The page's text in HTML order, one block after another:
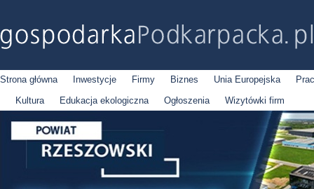
Strona główna Inwestycje Firmy Biznes Unia Europejska
Kultura
Edukacja ekologiczna Ogłoszenia Wizytówki firm